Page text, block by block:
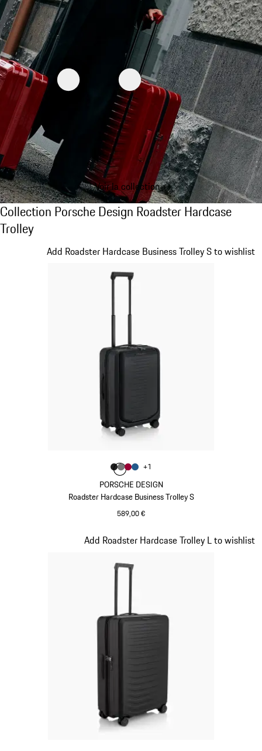
Voir la collection
Collection Porsche Design Roadster
Collection Porsche Design Roadster Hardcase
Trolley
PORSCHE DESIGN
Roadster Hardcase Business Trolley S
589,00 €
Add Roadster Hardcase Business Trolley S to wishlist
Diapositive 1 sur 20
Couleur
Couleur Noir Mat
CouleurGris Nardo
Couleur
Couleur
+1
Add Roadster Hardcase Trolley L to wishlist
Diapositive 2 sur 20